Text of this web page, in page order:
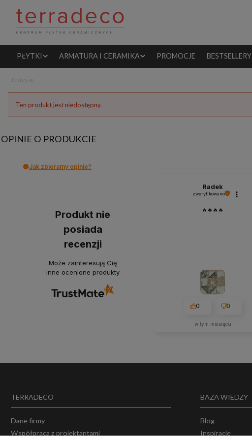
PŁYTKI ARMATURA I CERAMIKA PROMOCJE BESTSELLERY
Ten produkt jest niedostępny.
OPINIE O PRODUKCIE
Jak zbieramy opinie?
Produkt nie
posiada
recenzji
Może zainteresują Cię
inne ocenione produkty
Radek
zweryfikowano
🔥🔥🔥🔥
0 0
w tym miesiącu
TERRADECO
Dane firmy
Współpraca z projektantami
BAZA WIEDZY
Blog
Inspiracje